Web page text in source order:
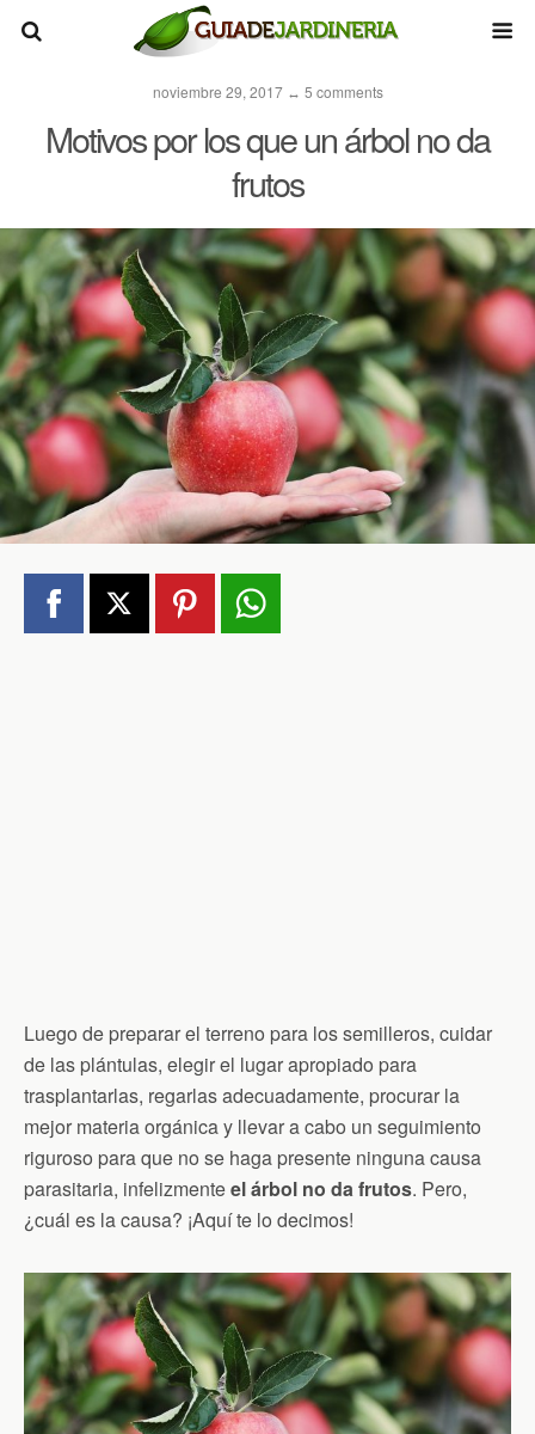
noviembre 29, 2017 ↔ 5 comments
Motivos por los que un árbol no da
frutos
Luego de preparar el terreno para los semilleros, cuidar
de las plántulas, elegir el lugar apropiado para
trasplantarlas, regarlas adecuadamente, procurar la
mejor materia orgánica y llevar a cabo un seguimiento
riguroso para que no se haga presente ninguna causa
parasitaria, infelizmenteel árbol no da frutos. Pero,
¿cuál es la causa? ¡Aquí te lo decimos!